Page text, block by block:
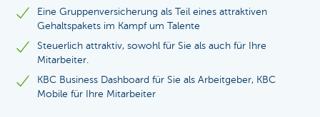
Eine Gruppenversicherung als Teil eines attraktiven
Gehaltspakets im Kampf um Talente
Steuerlich attraktiv, sowohl für Sie als auch für Ihre
Mitarbeiter.
KBC Business Dashboard für Sie als Arbeitgeber, KBC
Mobile für Ihre Mitarbeiter